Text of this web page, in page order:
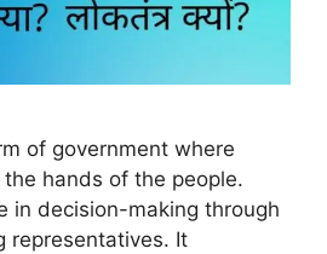
of government where
hands of the people.
in decision-making through
representatives. It